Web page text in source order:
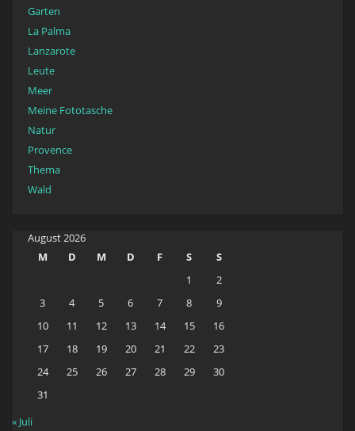
Garten
La Palma
Lanzarote
Leute
Meer
Meine Fototasche
Natur
Provence
Thema
Wald
August 2026
M
D M D F S
S
1
2
3
4 5 6 7 8
9
10
11 12 13 14 15
16
17
18 19 20 21 22
23
24
25 26 27 28 29
30
31
« Juli